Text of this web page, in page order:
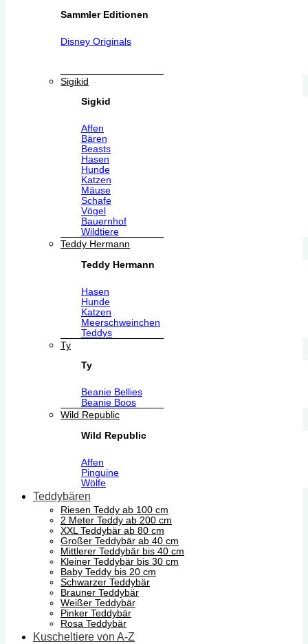
Sammler Editionen
Disney Originals
Sigikid
Sigkid
Affen
Bären
Beasts
Hasen
Hunde
Katzen
Mäuse
Schafe
Vögel
Bauernhof
Wildtiere
Teddy Hermann
Teddy Hermann
Hasen
Hunde
Katzen
Meerschweinchen
Teddys
Ty
Ty
Beanie Bellies
Beanie Boos
Wild Republic
Wild Republic
Affen
Pinguine
Wölfe
Teddybären
Riesen Teddy ab 100 cm
2 Meter Teddy ab 200 cm
XXL Teddybär ab 80 cm
Großer Teddybär ab 40 cm
Mittlerer Teddybär bis 40 cm
Kleiner Teddybär bis 30 cm
Baby Teddy bis 20 cm
Schwarzer Teddybär
Brauner Teddybär
Weißer Teddybär
Pinker Teddybär
Rosa Teddybär
Kuscheltiere von A-Z